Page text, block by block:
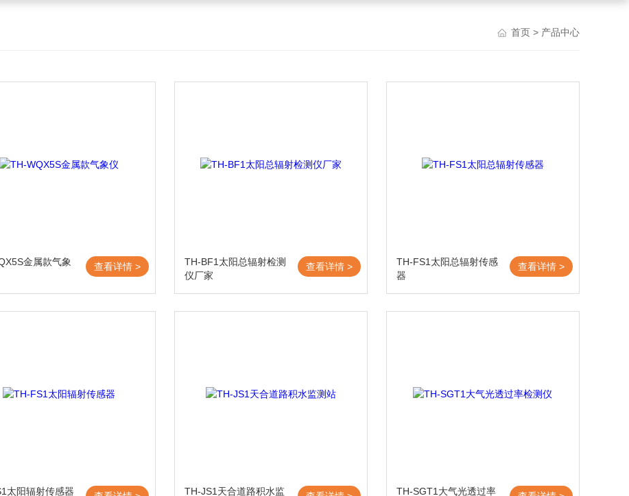
首页 > 产品中心
金属款气象
查看详情 >
TH-BF1太阳总辐射检测
仪厂家
查看详情 >
TH-FS1太阳总辐射传感
器
查看详情 >
太阳辐射传感器
TH-JS1天合道路积水监
TH-SGT1大气光透过率